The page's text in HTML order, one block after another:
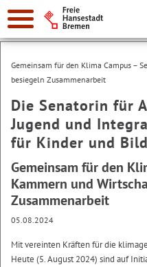
Suche:
Gemeinsam für den Klima Campus –
besiegeln Zusammenarbeit
Die Senatorin für
Jugend und
für Kinder und
Gemeinsam für den
Kammern und
Zusammenarbeit
05.08.2024
Mit vereinten Kräften für die
Heute (5. August 2024) sind auf